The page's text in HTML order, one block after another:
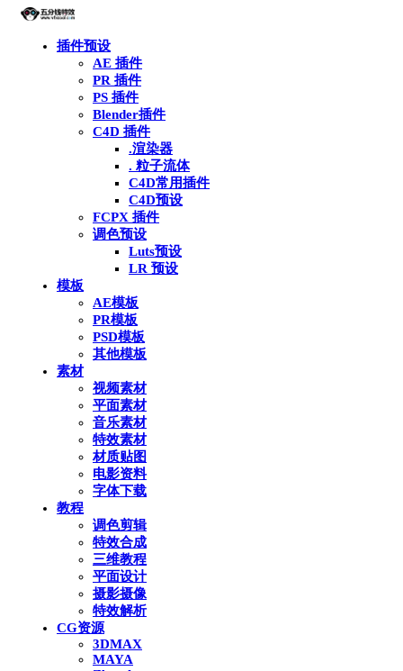
插件预设
AE 插件
PR 插件
PS 插件
Blender插件
C4D 插件
.渲染器
. 粒子流体
C4D常用插件
C4D预设
FCPX 插件
调色预设
Luts预设
LR 预设
模板
AE模板
PR模板
PSD模板
其他模板
素材
视频素材
平面素材
音乐素材
特效素材
材质贴图
电影资料
字体下载
教程
调色剪辑
特效合成
三维教程
平面设计
摄影摄像
特效解析
CG资源
3DMAX
MAYA